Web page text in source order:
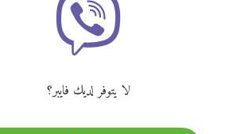
لا يتوفر لديك فايبر؟